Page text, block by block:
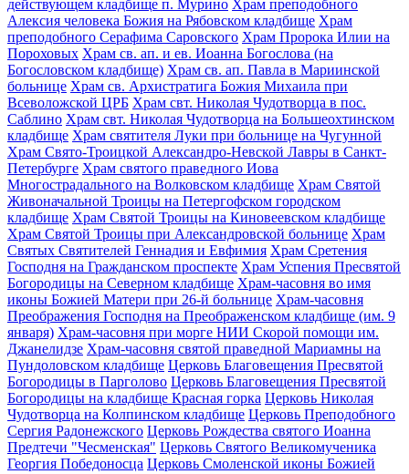
действующем кладбище п. Мурино Храм преподобного
Алексия человека Божия на Рябовском кладбище Храм
преподобного Серафима Саровского Храм Пророка Илии на
Пороховых Храм св. ап. и ев. Иоанна Богослова (на
Богословском кладбище) Храм св. ап. Павла в Мариинской
больнице Храм св. Архистратига Божия Михаила при
Всеволожской ЦРБ Храм свт. Николая Чудотворца в пос.
Саблино Храм свт. Николая Чудотворца на Большеохтинском
кладбище Храм святителя Луки при больнице на Чугунной
Храм Свято-Троицкой Александро-Невской Лавры в Санкт-
Петербурге Храм святого праведного Иова
Многострадального на Волковском кладбище Храм Святой
Живоначальной Троицы на Петергофском городском
кладбище Храм Святой Троицы на Киновеевском кладбище
Храм Святой Троицы при Александровской больнице Храм
Святых Святителей Геннадия и Евфимия Храм Сретения
Господня на Гражданском проспекте Храм Успения Пресвятой
Богородицы на Северном кладбище Храм-часовня во имя
иконы Божией Матери при 26-й больнице Храм-часовня
Преображения Господня на Преображенском кладбище (им. 9
января) Храм-часовня при морге НИИ Скорой помощи им.
Джанелидзе Храм-часовня святой праведной Мариамны на
Пундоловском кладбище Церковь Благовещения Пресвятой
Богородицы в Парголово Церковь Благовещения Пресвятой
Богородицы на кладбище Красная горка Церковь Николая
Чудотворца на Колпинском кладбище Церковь Преподобного
Сергия Радонежского Церковь Рождества святого Иоанна
Предтечи "Чесменская" Церковь Святого Великомученика
Георгия Победоносца Церковь Смоленской иконы Божией